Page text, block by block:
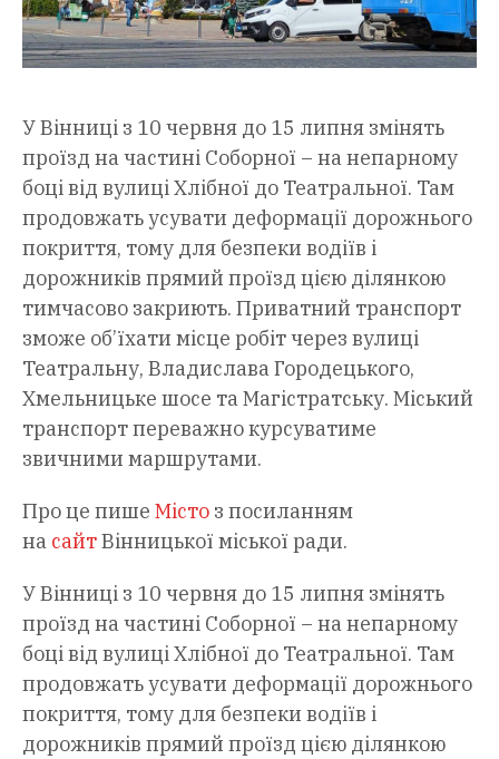
У Вінниці з 10 червня до 15 липня змінять
проїзд на частині Соборної – на непарному
боці від вулиці Хлібної до Театральної. Там
продовжать усувати деформації дорожнього
покриття, тому для безпеки водіїв і
дорожників прямий проїзд цією ділянкою
тимчасово закриють. Приватний транспорт
зможе об’їхати місце робіт через вулиці
Театральну, Владислава Городецького,
Хмельницьке шосе та Магістратську. Міський
транспорт переважно курсуватиме
звичними маршрутами.
Про це пише Місто з посиланням
на сайтВінницької міської ради.
У Вінниці з 10 червня до 15 липня змінять
проїзд на частині Соборної – на непарному
боці від вулиці Хлібної до Театральної. Там
продовжать усувати деформації дорожнього
покриття, тому для безпеки водіїв і
дорожників прямий проїзд цією ділянкою